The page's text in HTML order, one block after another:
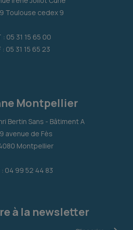
Toulouse cedex 9
: 05 31 15 65 00
: 05 31 15 65 23
Montpellier
Bertin Sans - Bâtiment A
avenue de Fès
Montpellier
: 04 99 52 44 83
à la newsletter